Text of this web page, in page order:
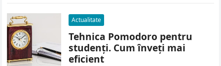
Actualitate
Tehnica Pomodoro pentru
studenți. Cum înveți mai
eficient